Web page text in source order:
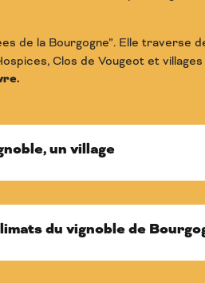
de la Bourgogne”. Elle traverse
Clos de Vougeot et
un village
du vignoble de